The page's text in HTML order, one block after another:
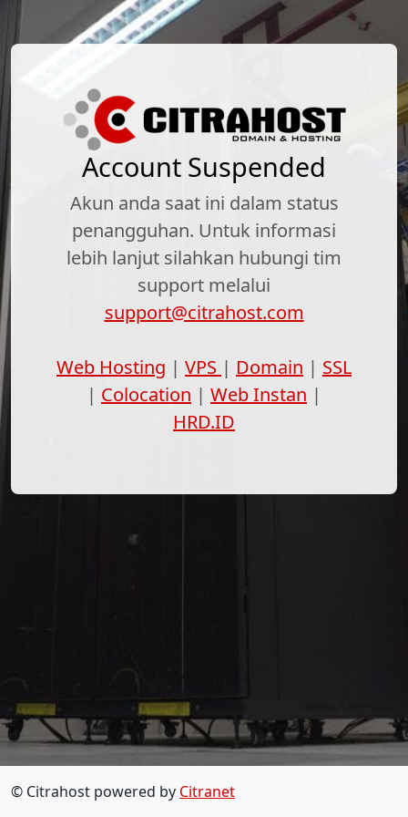
Account Suspended
Akun anda saat ini dalam status
penangguhan. Untuk informasi
lebih lanjut silahkan hubungi tim
support melalui
support@citrahost.com
Web Hosting | VPS | Domain | SSL
| Colocation | Web Instan |
HRD.ID
© Citrahost powered by Citranet